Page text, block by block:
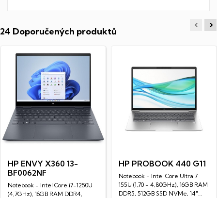
24 Doporučených produktů
HP ENVY X360 13-
BF0062NF
Notebook - Intel Core i7-1250U
(4,7GHz), 16GB RAM DDR4,
HP PROBOOK 440 G11
Notebook - Intel Core Ultra 7
155U (1,70 - 4,80GHz), 16GB RAM
DDR5, 512GB SSD NVMe, 14"